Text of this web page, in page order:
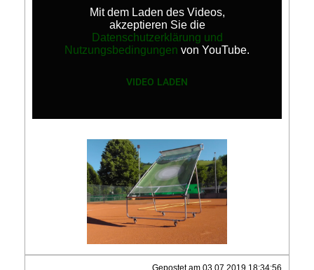
Mit dem Laden des Videos,
akzeptieren Sie die
Datenschutzerklärung und
Nutzungsbedingungen von YouTube.
VIDEO LADEN